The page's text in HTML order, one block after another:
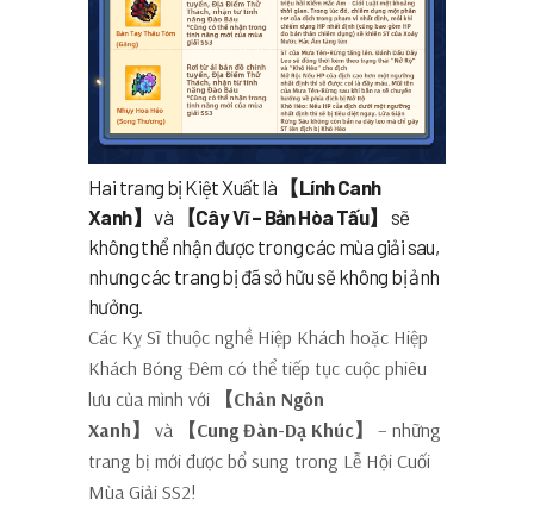
Hai trang bị Kiệt Xuất là
【Lính Canh
Xanh】 và 【Cây Vĩ – Bản Hòa Tấu】
sẽ
không thể nhận được trong các mùa giải sau,
nhưng các trang bị đã sở hữu sẽ không bị ảnh
hưởng.
Các Kỵ Sĩ thuộc nghề Hiệp Khách hoặc Hiệp
Khách Bóng Đêm có thể tiếp tục cuộc phiêu
lưu của mình với
【Chân Ngôn
Xanh】
và 【Cung Đàn-Dạ Khúc】
– những
trang bị mới được bổ sung trong Lễ Hội Cuối
Mùa Giải SS2!